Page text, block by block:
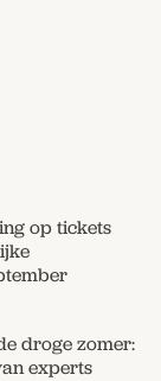
op tickets
droge zomer:
experts